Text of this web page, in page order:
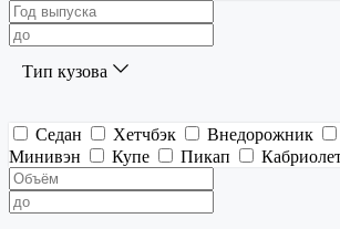
Тип кузова
Седан Хетчбэк Внедорожник
Минивэн
Купе Пикап